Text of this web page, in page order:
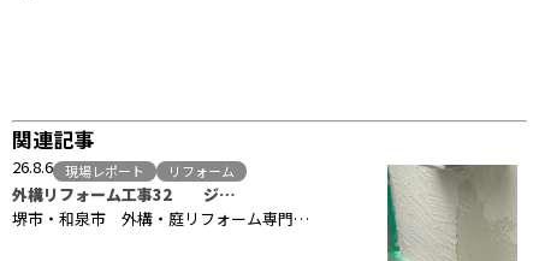
関連記事
26.8.6 現場レポート リフォーム
外構リフォーム工事32 ジ…
堺市・和泉市 外構・庭リフォーム専門…